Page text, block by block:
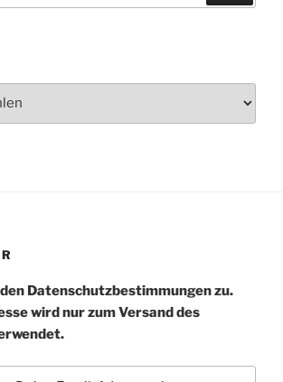
Datenschutzbestimmungen zu.
wird nur zum Versand des